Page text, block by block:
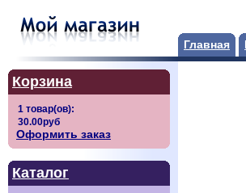
Главная
Корзина
Оформить заказ
Каталог